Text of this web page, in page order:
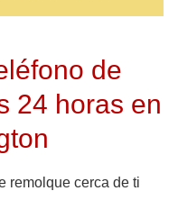
de
24 horas en
remolque cerca de ti